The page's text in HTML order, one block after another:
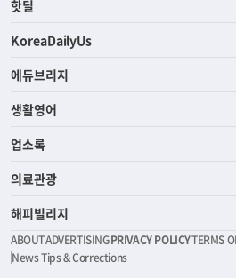
핫딜
KoreaDailyUs
에듀브리지
생활영어
업소록
의료관광
해피빌리지
ABOUTADVERTISINGPRIVACY POLICYTERMS
News Tips & Corrections